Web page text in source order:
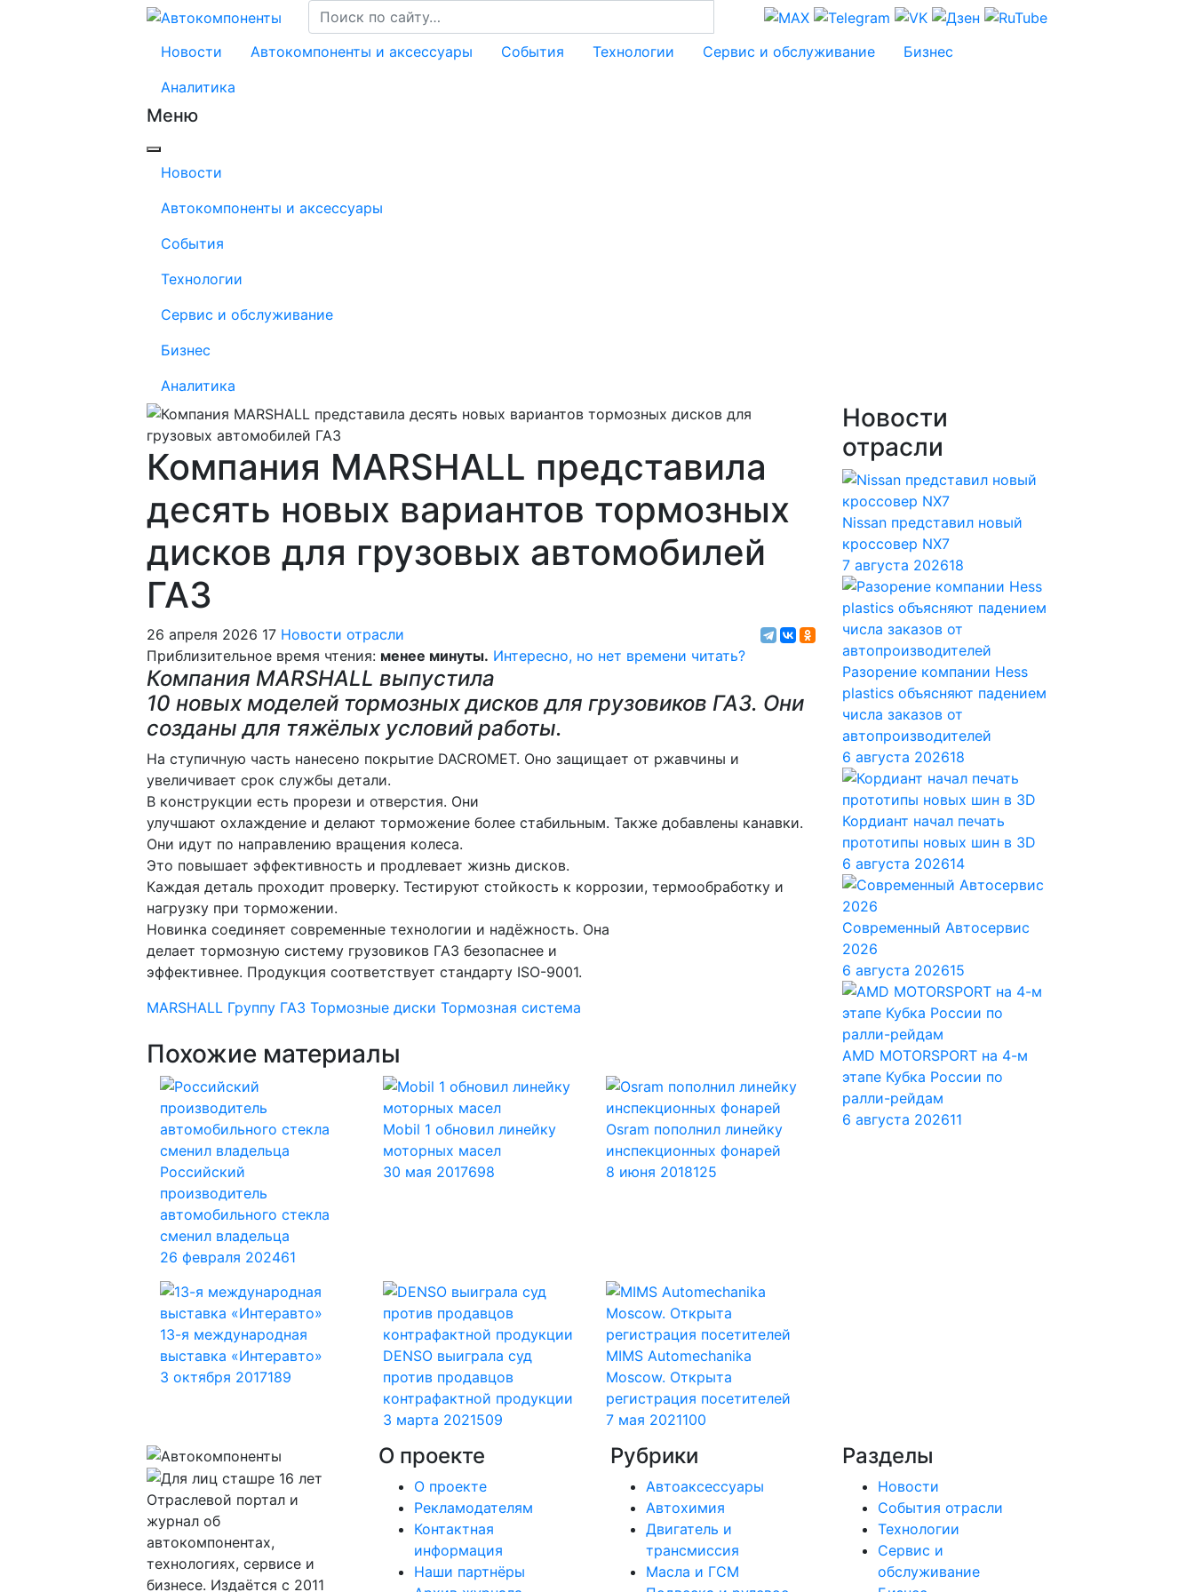
Новости Автокомпоненты и аксессуары События Технологии Сервис и обслуживание
Бизнес
Аналитика
Меню
Новости
Автокомпоненты и аксессуары
События
Технологии
Сервис и обслуживание
Бизнес
Аналитика
Компания MARSHALL представила
десять новых вариантов тормозных
дисков для грузовых автомобилей
ГАЗ
26 апреля 2026 17 Новости отрасли
Приблизительное время чтения: менее минуты. Интересно, но нет времени читать?
Компания MARSHALL выпустила
10 новых моделей тормозных дисков для грузовиков ГАЗ. Они
созданы для тяжёлых условий работы.
На ступичную часть нанесено покрытие DACROMET. Оно защищает от ржавчины и
увеличивает срок службы детали.
В конструкции есть прорези и отверстия. Они
улучшают охлаждение и делают торможение более стабильным. Также добавлены канавки.
Они идут по направлению вращения колеса.
Это повышает эффективность и продлевает жизнь дисков.
Каждая деталь проходит проверку. Тестируют стойкость к коррозии, термообработку и
нагрузку при торможении.
Новинка соединяет современные технологии и надёжность. Она
делает тормозную систему грузовиков ГАЗ безопаснее и
эффективнее. Продукция соответствует стандарту ISO-9001.
MARSHALL Группу ГАЗ Тормозные диски Тормозная система
Похожие материалы
Российский
производитель
автомобильного стекла
сменил владельца
26 февраля 202461
Mobil 1 обновил линейку
моторных масел
30 мая 2017698
Osram пополнил линейку
инспекционных фонарей
8 июня 2018125
13-я международная
выставка «Интеравто»
3 октября 2017189
DENSO выиграла суд
против продавцов
контрафактной продукции
3 марта 2021509
MIMS Automechanika
Moscow. Открыта
регистрация посетителей
7 мая 2021100
Новости
отрасли
Nissan представил новый
кроссовер NX7
7 августа 202618
Разорение компании Hess
plastics объясняют падением
числа заказов от
автопроизводителей
6 августа 202618
Кордиант начал печать
прототипы новых шин в 3D
6 августа 202614
Современный Автосервис
2026
6 августа 202615
AMD MOTORSPORT на 4-м
этапе Кубка России по
ралли-рейдам
6 августа 202611
Отраслевой портал и
журнал об
автокомпонентах,
технологиях, сервисе и
бизнесе. Издаётся с 2011
О проекте
О проекте
Рекламодателям
Контактная
информация
Наши партнёры
Рубрики
Автоаксессуары
Автохимия
Двигатель и
трансмиссия
Масла и ГСМ
Разделы
Новости
События отрасли
Технологии
Сервис и
обслуживание